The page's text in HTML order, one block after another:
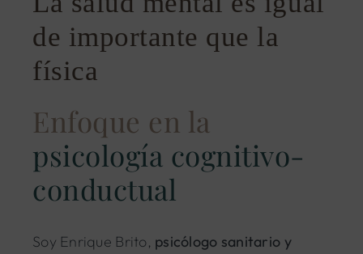
de importante que la
física
Enfoque en la
psicología cognitivo-
conductual
Soy Enrique Brito, psicólogo sanitario y